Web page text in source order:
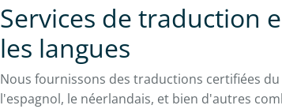
Services de traduction
les langues
Nous fournissons des traductions certifiées
l'espagnol, le néerlandais, et bien d'autres